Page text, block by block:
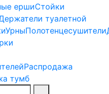
ершиСтойки
туалетной
УрныПолотенцесушители
Распродажа
тумб